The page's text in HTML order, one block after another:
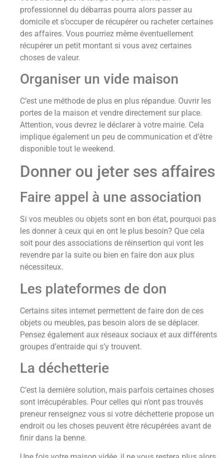
professionnel du débarras pourra alors passer au
domicile et s’occuper de récupérer ou racheter certaines
des affaires. Vous pourriez même éventuellement
récupérer un petit montant si vous avez certaines
choses de valeur.
Organiser un vide maison
C’est une méthode de plus en plus répandue. Ouvrir les
portes de la maison et vendre directement sur place.
Attention, vous devrez le déclarer à votre mairie. Cela
implique également un peu de communication et d’être
disponible tout le weekend.
Donner ou jeter ses affaires
Faire appel à une association
Si vos meubles ou objets sont en bon état, pourquoi pas
les donner à ceux qui en ont le plus besoin? Que cela
soit pour des associations de réinsertion qui vont les
revendre par la suite ou bien en faire don aux plus
nécessiteux.
Les plateformes de don
Certains sites internet permettent de faire don de ces
objets ou meubles, pas besoin alors de se déplacer.
Pensez également aux réseaux sociaux et aux différents
groupes d’entraide qui s’y trouvent.
La déchetterie
C’est la dernière solution, mais parfois certaines choses
sont irrécupérables. Pour celles qui n’ont pas trouvés
preneur renseignez vous si votre déchetterie propose un
endroit ou les choses peuvent être récupérées avant de
finir dans la benne.